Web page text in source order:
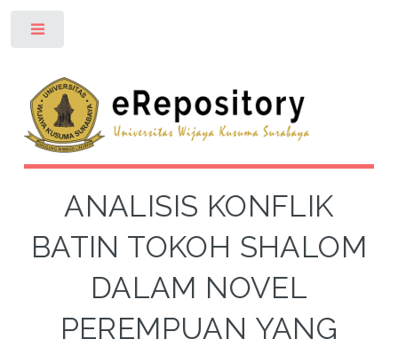
ANALISIS KONFLIK
BATIN TOKOH SHALOM
DALAM NOVEL
PEREMPUAN YANG